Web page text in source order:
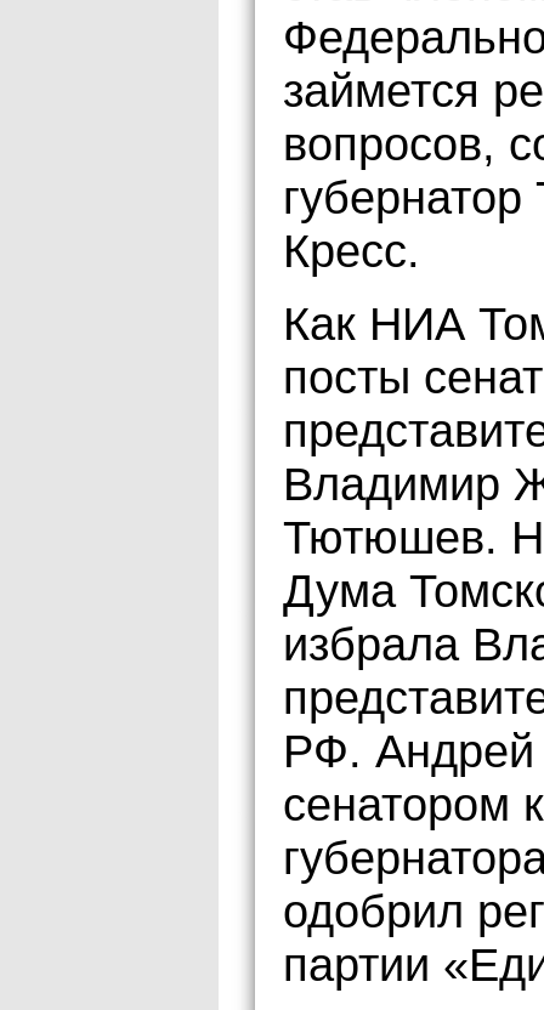
займется
вопросов,
Кресс.
Как НИА
посты
Владимир
Тютюшев.
Дума
избрала
РФ. Андрей
сенатором
одобрил
партии